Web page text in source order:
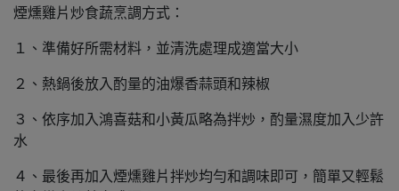
煙燻雞片炒食蔬烹調方式：
１、準備好所需材料，並清洗處理成適當大小
２、熱鍋後放入酌量的油爆香蒜頭和辣椒
３、依序加入鴻喜菇和小黃瓜略為拌炒，酌量濕度加入少許
水
４、最後再加入煙燻雞片拌炒均勻和調味即可，簡單又輕鬆